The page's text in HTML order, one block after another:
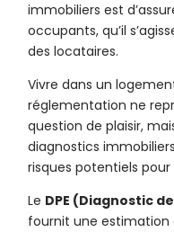
immobiliers est
occupants, qu’il
des locataires.
Vivre dans un
réglementation ne
question de plaisir,
diagnostics
risques potentiels
Le DPE (Diagnostic
fournit une